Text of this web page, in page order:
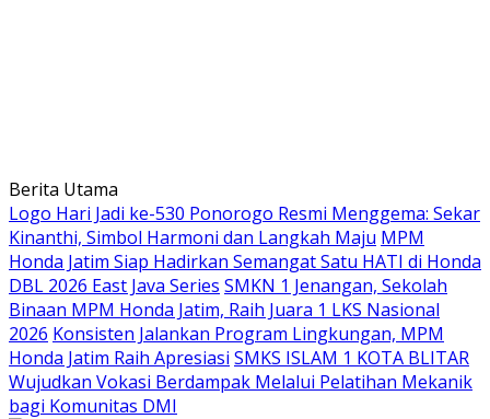
Langsung
ke
konten
Berita Utama
Logo Hari Jadi ke-530 Ponorogo Resmi Menggema: Sekar
Kinanthi, Simbol Harmoni dan Langkah Maju MPM
Honda Jatim Siap Hadirkan Semangat Satu HATI di Honda
DBL 2026 East Java Series SMKN 1 Jenangan, Sekolah
Binaan MPM Honda Jatim, Raih Juara 1 LKS Nasional
2026 Konsisten Jalankan Program Lingkungan, MPM
Honda Jatim Raih Apresiasi SMKS ISLAM 1 KOTA BLITAR
Wujudkan Vokasi Berdampak Melalui Pelatihan Mekanik
bagi Komunitas DMI